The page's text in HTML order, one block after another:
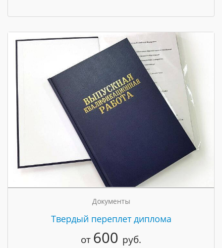
Документы
Твердый переплет диплома
от 600 руб.